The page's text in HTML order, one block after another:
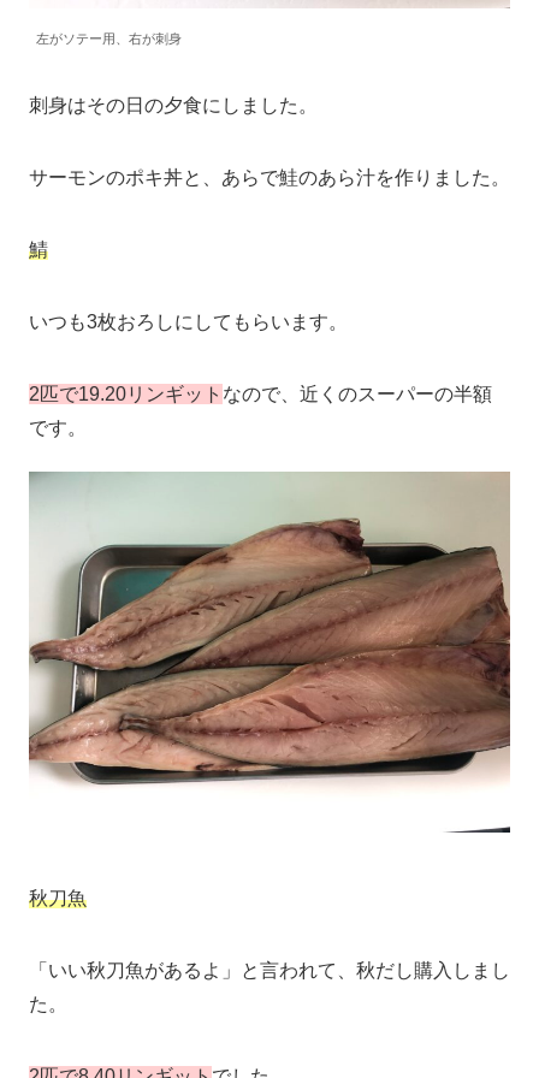
左がソテー用、右が刺身
刺身はその日の夕食にしました。
サーモンのポキ丼と、あらで鮭のあら汁を作りました。
鯖
いつも3枚おろしにしてもらいます。
2匹で19.20リンギット なので、近くのスーパーの半額
です。
秋刀魚
「いい秋刀魚があるよ」と言われて、秋だし購入しまし
た。